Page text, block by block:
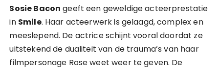
Sosie Bacon geeft een geweldige acteerprestatie
in Smile. Haar acteerwerk is gelaagd, complex en
meeslepend. De actrice schijnt vooral doordat ze
uitstekend de dualiteit van de trauma’s van haar
filmpersonage Rose weet weer te geven. De